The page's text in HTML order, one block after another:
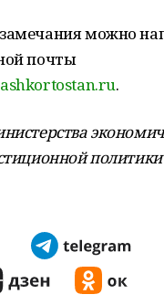
можно
почты
.